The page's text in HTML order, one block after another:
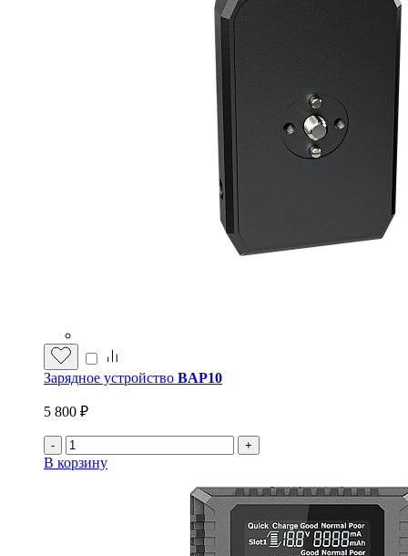
Зарядное устройство BAP10
5 800 ₽
- +
В корзину